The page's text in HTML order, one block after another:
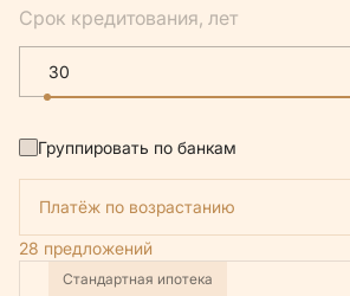
Срок кредитования, лет
Группировать по банкам
Платёж по возрастанию
28 предложений
Стандартная ипотека